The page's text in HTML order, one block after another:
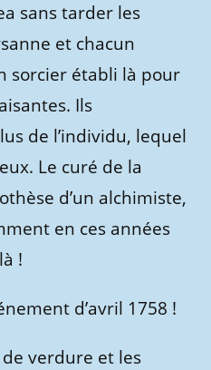
sans tarder les
et chacun
sorcier établi là pour
Ils
de l’individu, lequel
Le curé de la
d’un alchimiste,
en ces années
!
d’avril 1758 !
verdure et les